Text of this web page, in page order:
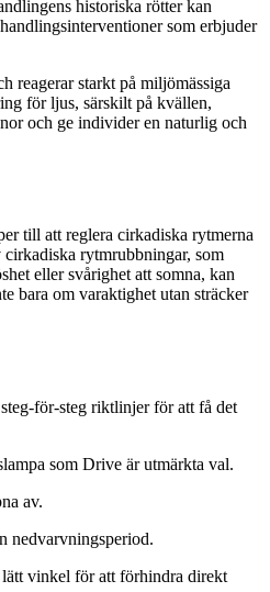
historiska rötter kan
som erbjuder
reagerar starkt på miljömässiga
för ljus, särskilt på kvällen,
och ge individer en naturlig och
till att reglera cirkadiska rytmerna
rytmrubbningar, som
eller svårighet att somna, kan
bara om varaktighet utan sträcker
för-steg riktlinjer för att få det
som Drive är utmärkta val.
av.
nedvarvningsperiod.
lätt vinkel för att förhindra direkt